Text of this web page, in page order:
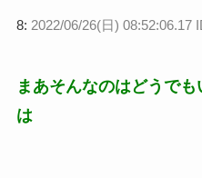
8: 2022/06/26(日) 08:52:06.17
まあそんなのはどうで
は